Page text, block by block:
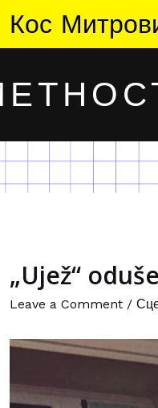
Кос
„Ujež“
Leave a Comment /